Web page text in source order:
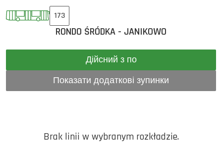
173
RONDO ŚRÓDKA - JANIKOWO
Дійсний з по
Показати додаткові зупинки
Brak linii w wybranym rozkładzie.